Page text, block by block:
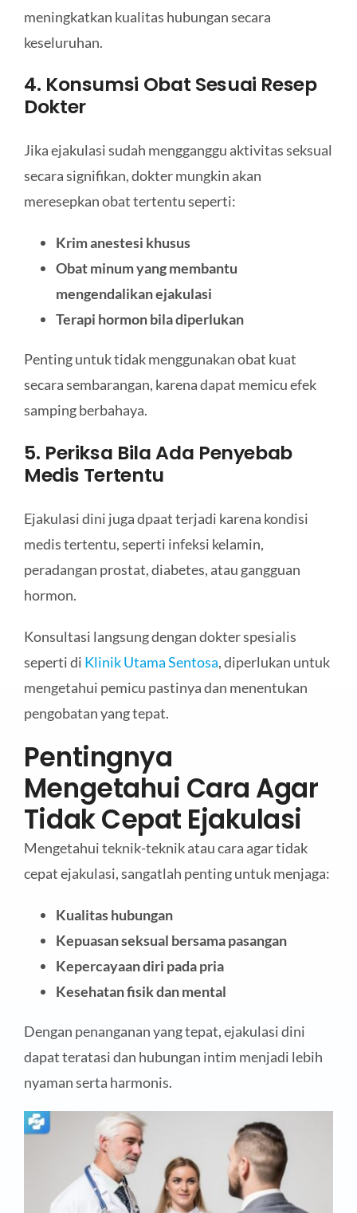
meningkatkan kualitas hubungan secara
keseluruhan.
4. Konsumsi Obat Sesuai Resep
Dokter
Jika ejakulasi sudah mengganggu aktivitas seksual
secara signifikan, dokter mungkin akan
meresepkan obat tertentu seperti:
Krim anestesi khusus
Obat minum yang membantu
mengendalikan ejakulasi
Terapi hormon bila diperlukan
Penting untuk tidak menggunakan obat kuat
secara sembarangan, karena dapat memicu efek
samping berbahaya.
5. Periksa Bila Ada Penyebab
Medis Tertentu
Ejakulasi dini juga dpaat terjadi karena kondisi
medis tertentu, seperti infeksi kelamin,
peradangan prostat, diabetes, atau gangguan
hormon.
Konsultasi langsung dengan dokter spesialis
seperti di Klinik Utama Sentosa, diperlukan untuk
mengetahui pemicu pastinya dan menentukan
pengobatan yang tepat.
Pentingnya
Mengetahui Cara Agar
Tidak Cepat Ejakulasi
Mengetahui teknik-teknik atau cara agar tidak
cepat ejakulasi, sangatlah penting untuk menjaga:
Kualitas hubungan
Kepuasan seksual bersama pasangan
Kepercayaan diri pada pria
Kesehatan fisik dan mental
Dengan penanganan yang tepat, ejakulasi dini
dapat teratasi dan hubungan intim menjadi lebih
nyaman serta harmonis.